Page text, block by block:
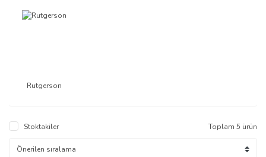
Rutgerson
Stoktakiler Toplam 5 ürün